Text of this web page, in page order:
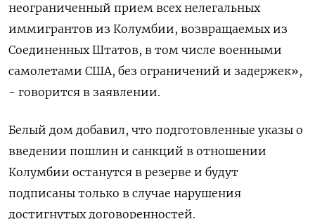
неограниченный прием всех нелегальных
иммигрантов из Колумбии, возвращаемых из
Соединенных Штатов, в том числе военными
самолетами США, без ограничений и задержек»,
- говорится в заявлении.
Белый дом добавил, что подготовленные указы о
введении пошлин и санкций в отношении
Колумбии останутся в резерве и будут
подписаны только в случае нарушения
достигнутых договоренностей.